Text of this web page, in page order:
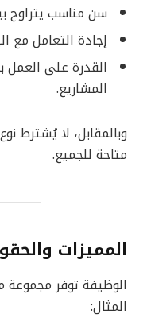
سن مناسب يتراوح بين 24 إلى 40
إجادة التعامل مع
القدرة على
المشاريع.
وبالمقابل، لا يُشترط
متاحة للجميع.
المميزات
الوظيفة توفر مجموعة
المثال: